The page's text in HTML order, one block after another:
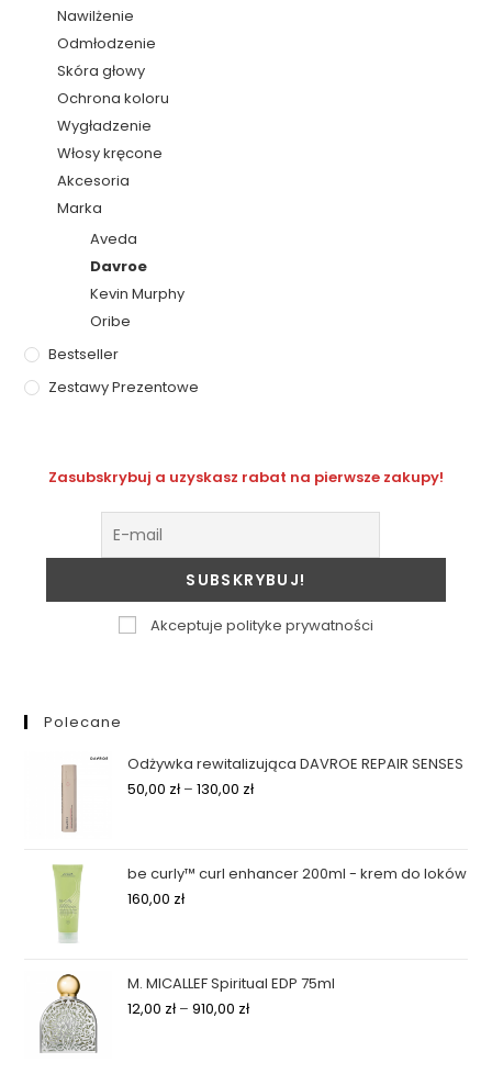
Nawilżenie
Odmłodzenie
Skóra głowy
Ochrona koloru
Wygładzenie
Włosy kręcone
Akcesoria
Marka
Aveda
Davroe
Kevin Murphy
Oribe
Bestseller
Zestawy Prezentowe
Zasubskrybuj a uzyskasz rabat na pierwsze zakupy!
Akceptuje polityke prywatności
Polecane
Odżywka rewitalizująca DAVROE REPAIR SENSES
50,00 zł– 130,00 zł
be curly™ curl enhancer 200ml - krem do loków
160,00 zł
M. MICALLEF Spiritual EDP 75ml
12,00 zł– 910,00 zł